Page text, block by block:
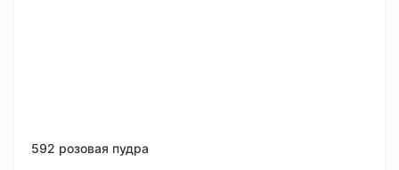
592 розовая пудра